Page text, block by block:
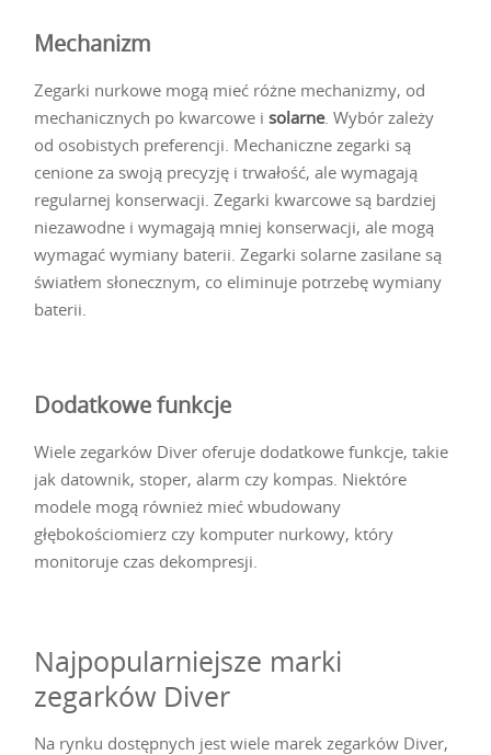
Mechanizm
Zegarki nurkowe mogą mieć różne mechanizmy, od
mechanicznych po kwarcowe isolarne. Wybór zależy
od osobistych preferencji. Mechaniczne zegarki są
cenione za swoją precyzję i trwałość, ale wymagają
regularnej konserwacji. Zegarki kwarcowe są bardziej
niezawodne i wymagają mniej konserwacji, ale mogą
wymagać wymiany baterii. Zegarki solarne zasilane są
światłem słonecznym, co eliminuje potrzebę wymiany
baterii.
Dodatkowe funkcje
Wiele zegarków Diver oferuje dodatkowe funkcje, takie
jak datownik, stoper, alarm czy kompas. Niektóre
modele mogą również mieć wbudowany
głębokościomierz czy komputer nurkowy, który
monitoruje czas dekompresji.
Najpopularniejsze marki
zegarków Diver
Na rynku dostępnych jest wiele marek zegarków Diver,